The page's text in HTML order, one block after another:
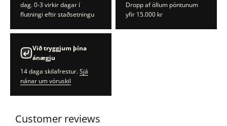
dag. 0-3 virkir dagar í
flutningi eftir staðsetningu
Dropp af öllum pöntunum
yfir 15.000 kr
Við tryggjum þína
ánægju
14 daga skilafrestur.Sjá
nánar um vöruskil
Customer reviews